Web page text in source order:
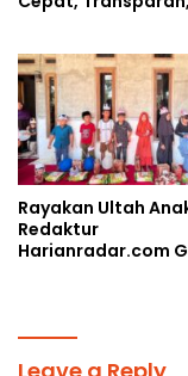
Rayakan Ultah
Redaktur
Harianradar.com